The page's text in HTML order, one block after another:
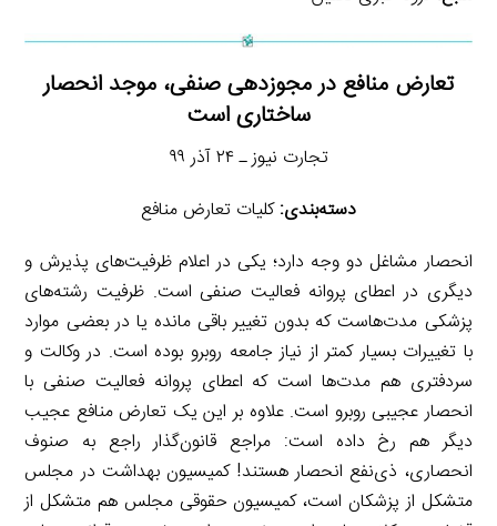
تعارض منافع در مجوزدهی صنفی، موجد انحصار
ساختاری است
تجارت نیوز ـ ۲۴ آذر ۹۹
دسته‌بندی:کلیات تعارض منافع
انحصار مشاغل دو وجه دارد؛ یکی در اعلام ظرفیت‌های پذیرش و
دیگری در اعطای پروانه فعالیت صنفی است. ظرفیت رشته‌های
پزشکی مدت‌هاست که بدون تغییر باقی مانده یا در بعضی موارد
با تغییرات بسیار کمتر از نیاز جامعه روبرو بوده است. در وکالت و
سردفتری هم مدت‌ها است که اعطای پروانه فعالیت صنفی با
انحصار عجیبی روبرو است. علاوه بر این یک تعارض منافع عجیب
دیگر هم رخ داده است: مراجع قانون‌گذار راجع به صنوف
انحصاری، ذی‌نفع انحصار هستند! کمیسیون بهداشت در مجلس
متشکل از پزشکان است، کمیسیون حقوقی مجلس هم متشکل از